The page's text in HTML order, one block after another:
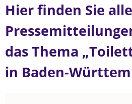
Hier finden Sie alle
das Thema
in Baden-